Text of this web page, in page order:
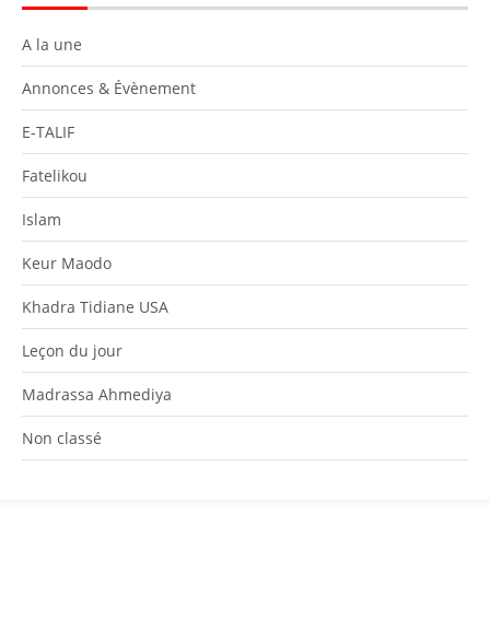
A la une
Annonces & Évènement
E-TALIF
Fatelikou
Islam
Keur Maodo
Khadra Tidiane USA
Leçon du jour
Madrassa Ahmediya
Non classé